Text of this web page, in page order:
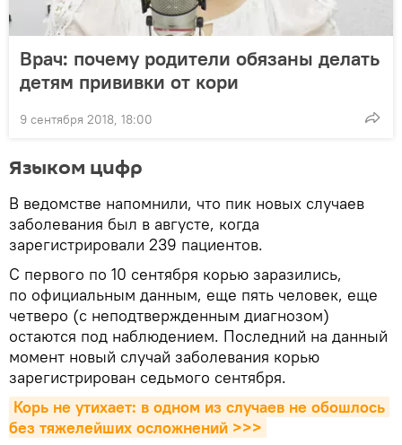
Врач: почему родители обязаны делать
детям прививки от кори
9 сентября 2018, 18:00
Языком цифр
В ведомстве напомнили, что пик новых случаев
заболевания был в августе, когда
зарегистрировали 239 пациентов.
С первого по 10 сентября корью заразились,
по официальным данным, еще пять человек, еще
четверо (с неподтвержденным диагнозом)
остаются под наблюдением. Последний на данный
момент новый случай заболевания корью
зарегистрирован седьмого сентября.
Корь не утихает: в одном из случаев не обошлось
без тяжелейших осложнений >>>